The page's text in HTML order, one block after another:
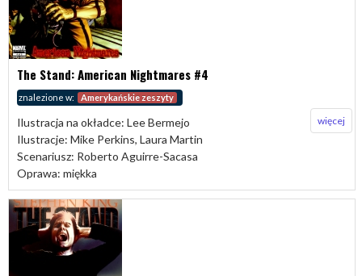
The Stand: American Nightmares #4
znalezione w: Amerykańskie zeszyty
Ilustracja na okładce: Lee Bermejo
Ilustracje: Mike Perkins, Laura Martin
Scenariusz: Roberto Aguirre-Sacasa
Oprawa: miękka
więcej